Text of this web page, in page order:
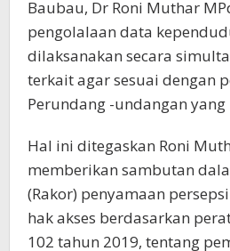
Baubau, Dr Roni Muthar
pengolalaan data
dilaksanakan secara
terkait agar sesuai dengan
Perundang -undangan
Hal ini ditegaskan Roni
memberikan sambutan
(Rakor) penyamaan
hak akses berdasarkan
102 tahun 2019, tentang